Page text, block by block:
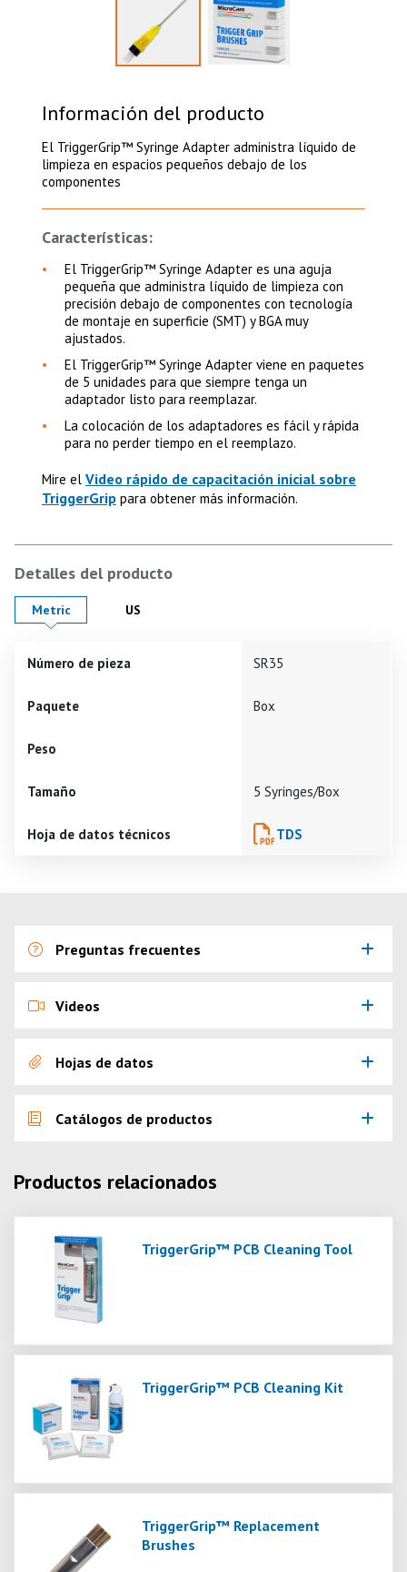
Select to display product image 1
Información del producto
El TriggerGrip™ Syringe Adapter administra líquido de
limpieza en espacios pequeños debajo de los
componentes
Características:
El TriggerGrip™ Syringe Adapter es una aguja
pequeña que administra líquido de limpieza con
precisión debajo de componentes con tecnología
de montaje en superficie (SMT) y BGA muy
ajustados.
El TriggerGrip™ Syringe Adapter viene en paquetes
de 5 unidades para que siempre tenga un
adaptador listo para reemplazar.
La colocación de los adaptadores es fácil y rápida
para no perder tiempo en el reemplazo.
Mire el Video rápido de capacitación inicial sobre
TriggerGrip para obtener más información.
Detalles del producto
Product Details in
Metric Product Details in
US
Número de pieza SR35
Paquete Box
Peso
Tamaño 5 Syringes/Box
Hoja de datos técnicos TDS
Preguntas frecuentes
Videos
Hojas de datos
Catálogos de productos
Productos relacionados
TriggerGrip™ PCB Cleaning Tool
TriggerGrip™ PCB Cleaning Kit
TriggerGrip™ Replacement
Brushes